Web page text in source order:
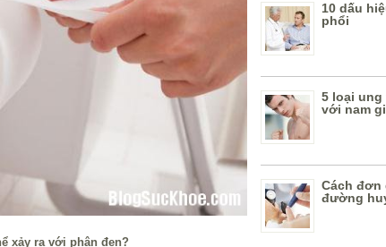
xảy ra với phân đen?
10 dấu
phổi
5 loại
với nam
Cách đơn
đường